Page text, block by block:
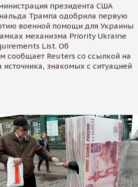
президента США
Трампа одобрила первую
военной помощи для Украины
механизма Priority Ukraine
List. Об
сообщает Reuters со ссылкой на
источника, знакомых с ситуацией